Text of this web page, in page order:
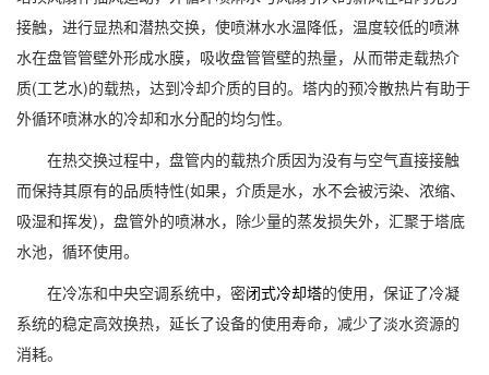
接触，进行显热和潜热交换，使喷淋水水温降低，温度较低的喷淋
水在盘管管壁外形成水膜，吸收盘管管壁的热量，从而带走载热介
质(工艺水)的载热，达到冷却介质的目的。塔内的预冷散热片有助于
外循环喷淋水的冷却和水分配的均匀性。
在热交换过程中，盘管内的载热介质因为没有与空气直接接触
而保持其原有的品质特性(如果，介质是水，水不会被污染、浓缩、
吸湿和挥发)，盘管外的喷淋水，除少量的蒸发损失外，汇聚于塔底
水池，循环使用。
在冷冻和中央空调系统中，密闭式冷却塔的使用，保证了冷凝
系统的稳定高效换热，延长了设备的使用寿命，减少了淡水资源的
消耗。